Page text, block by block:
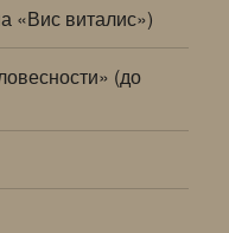
«Вис виталис»)
(до